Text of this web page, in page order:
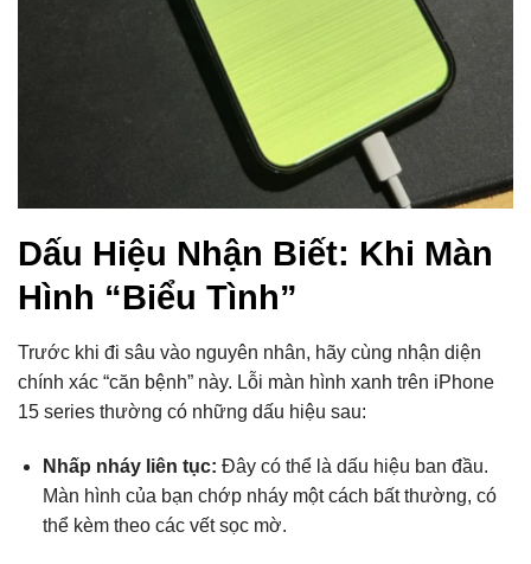
Dấu Hiệu Nhận Biết: Khi Màn
Hình “Biểu Tình”
Trước khi đi sâu vào nguyên nhân, hãy cùng nhận diện
chính xác “căn bệnh” này. Lỗi màn hình xanh trên iPhone
15 series thường có những dấu hiệu sau:
Nhấp nháy liên tục: Đây có thể là dấu hiệu ban đầu.
Màn hình của bạn chớp nháy một cách bất thường, có
thể kèm theo các vết sọc mờ.